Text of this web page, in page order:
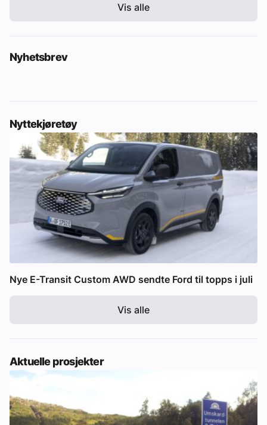
Vis alle
Nyhetsbrev
Nyttekjøretøy
Nye E-Transit Custom AWD sendte Ford til topps i juli
Vis alle
Aktuelle prosjekter